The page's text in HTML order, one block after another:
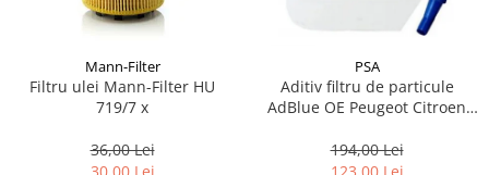
Mann-Filter
Filtru ulei Mann-Filter HU
719/7 x
36,00 Lei
PSA
Aditiv filtru de particule
AdBlue OE Peugeot Citroen
194,00 Lei